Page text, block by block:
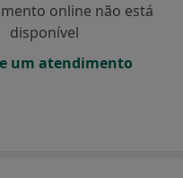
online não está
disponível
um atendimento